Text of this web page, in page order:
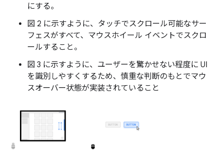
にする。
図 2 に示すように、タッチでスクロール可能なサー
フェスがすべて、マウスホイール イベントでスクロ
ールすること。
図 3 に示すように、ユーザーを驚かせない程度に UI
を識別しやすくするため、慎重な判断のもとでマウ
スオーバー状態が実装されていること